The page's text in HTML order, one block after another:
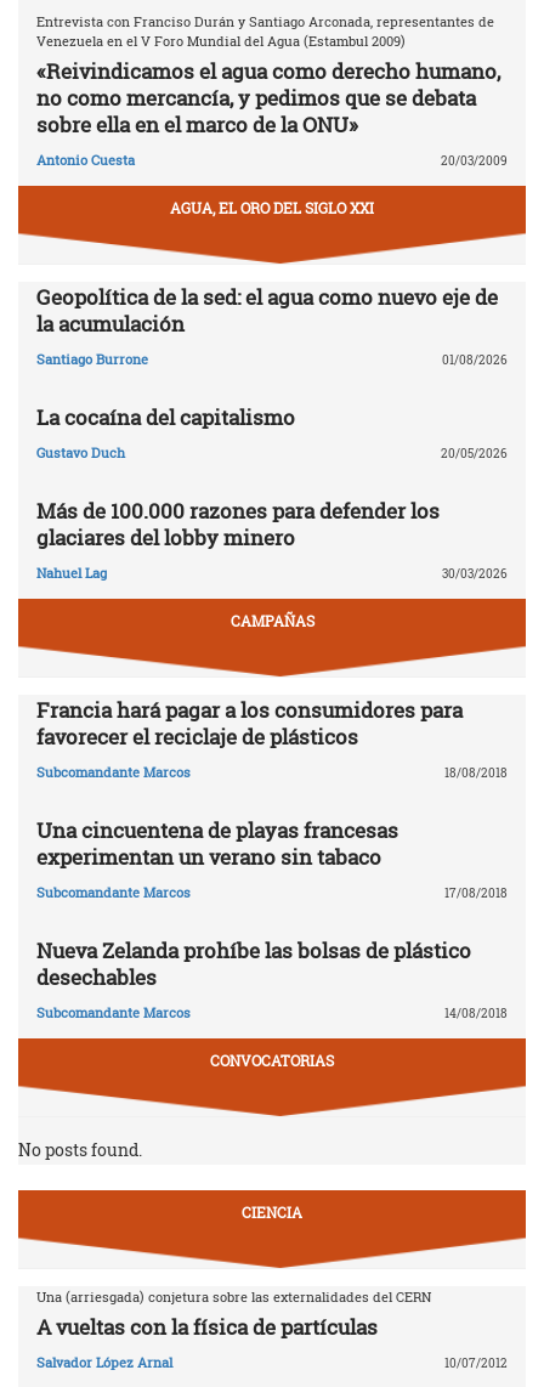
Entrevista con Franciso Durán y Santiago Arconada, representantes de
Venezuela en el V Foro Mundial del Agua (Estambul 2009)
«Reivindicamos el agua como derecho humano,
no como mercancía, y pedimos que se debata
sobre ella en el marco de la ONU»
Antonio Cuesta 20/03/2009
AGUA, EL ORO DEL SIGLO XXI
Geopolítica de la sed: el agua como nuevo eje de
la acumulación
Santiago Burrone 01/08/2026
La cocaína del capitalismo
Gustavo Duch 20/05/2026
Más de 100.000 razones para defender los
glaciares del lobby minero
Nahuel Lag 30/03/2026
CAMPAÑAS
Francia hará pagar a los consumidores para
favorecer el reciclaje de plásticos
Subcomandante Marcos 18/08/2018
Una cincuentena de playas francesas
experimentan un verano sin tabaco
Subcomandante Marcos 17/08/2018
Nueva Zelanda prohíbe las bolsas de plástico
desechables
Subcomandante Marcos 14/08/2018
CONVOCATORIAS
No posts found.
CIENCIA
Una (arriesgada) conjetura sobre las externalidades del CERN
A vueltas con la física de partículas
Salvador López Arnal 10/07/2012